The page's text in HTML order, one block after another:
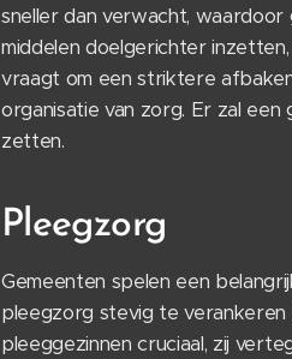
sneller dan verwacht,
middelen doelgerichter
vraagt om een striktere
organisatie van zorg. Er zal
zetten.
Pleegzorg
Gemeenten spelen een
pleegzorg stevig te verankeren
pleeggezinnen cruciaal, zij